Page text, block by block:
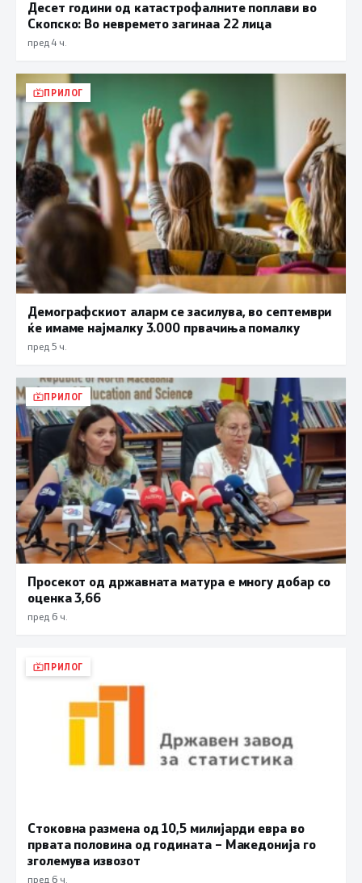
Десет години од катастрофалните поплави во
Скопско: Во невремето загинаа 22 лица
пред 4 ч.
ПРИЛОГ
Демографскиот аларм се засилува, во септември
ќе имаме најмалку 3.000 првачиња помалку
пред 5 ч.
ПРИЛОГ
Просекот од државната матура е многу добар со
оценка 3,66
пред 6 ч.
ПРИЛОГ
Стоковна размена од 10,5 милијарди евра во
првата половина од годината – Македонија го
зголемува извозот
пред 6 ч.